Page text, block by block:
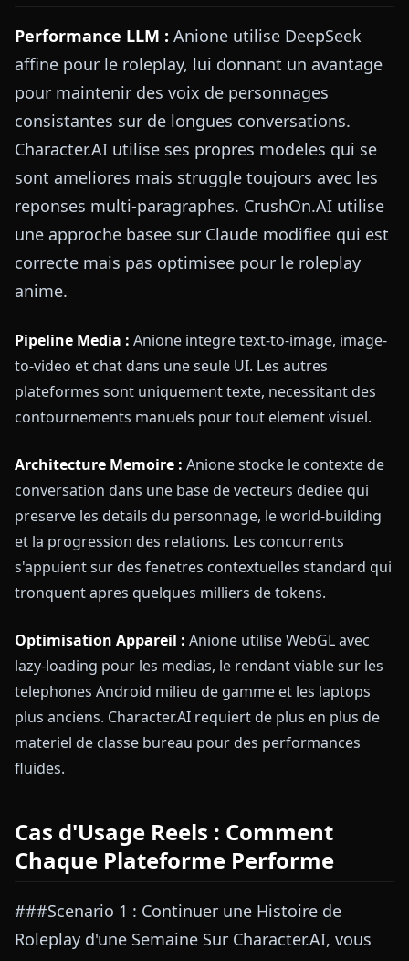
Performance LLM : Anione utilise DeepSeek
affine pour le roleplay, lui donnant un avantage
pour maintenir des voix de personnages
consistantes sur de longues conversations.
Character.AI utilise ses propres modeles qui se
sont ameliores mais struggle toujours avec les
reponses multi-paragraphes. CrushOn.AI utilise
une approche basee sur Claude modifiee qui est
correcte mais pas optimisee pour le roleplay
anime.
Pipeline Media : Anione integre text-to-image, image-
to-video et chat dans une seule UI. Les autres
plateformes sont uniquement texte, necessitant des
contournements manuels pour tout element visuel.
Architecture Memoire : Anione stocke le contexte de
conversation dans une base de vecteurs dediee qui
preserve les details du personnage, le world-building
et la progression des relations. Les concurrents
s'appuient sur des fenetres contextuelles standard qui
tronquent apres quelques milliers de tokens.
Optimisation Appareil : Anione utilise WebGL avec
lazy-loading pour les medias, le rendant viable sur les
telephones Android milieu de gamme et les laptops
plus anciens. Character.AI requiert de plus en plus de
materiel de classe bureau pour des performances
fluides.
Cas d'Usage Reels : Comment
Chaque Plateforme Performe
###Scenario 1 : Continuer une Histoire de
Roleplay d'une Semaine Sur Character.AI, vous